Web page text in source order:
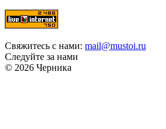
Свяжитесь с нами: mail@mustoi.ru
Следуйте за нами
© 2026 Черника